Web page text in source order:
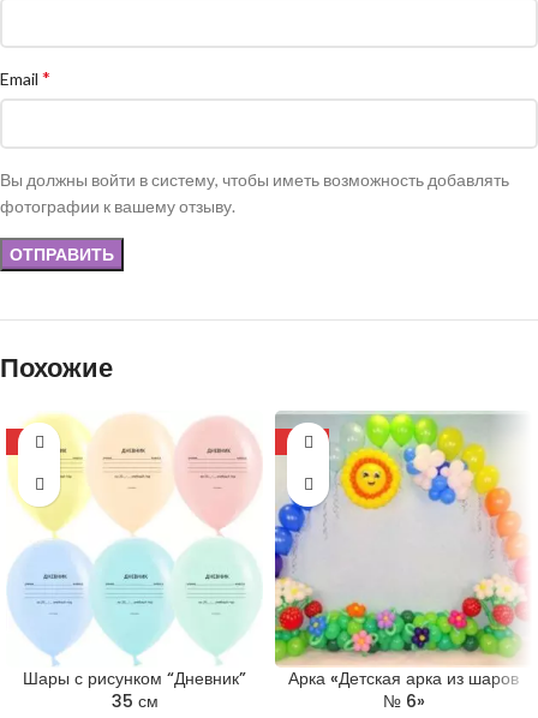
Email *
Вы должны войти в систему, чтобы иметь возможность добавлять
фотографии к вашему отзыву.
Похожие
-8%
Шары с рисунком “Дневник”
35 см
-22%
Арка «Детская арка из шаров
№ 6»